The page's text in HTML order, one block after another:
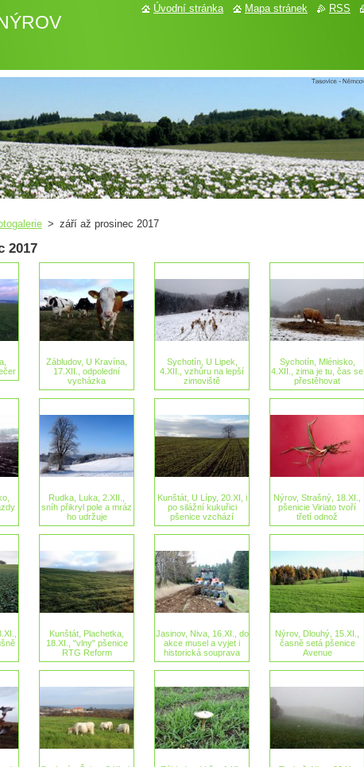
> září až prosinec 2017
2017
Zábludov, U Kravína,
17.XII., odpolední
vycházka
Sychotín, U Lipek,
4.XII., vzhůru na lepší
zimoviště
Sychotín, Mlénisko,
4.XII., zima je tu, čas se
přestěhovat
Rudka, Luka, 2.XII.,
sníh přikryl pole a mráz
ho udržuje
Kunštát, U Lípy, 20.XI, i
po silážní kukuřici
pšenice vzchází
Nýrov, Strašný, 18.XI.,
pšenicie Viriato tvoří
třetí odnož
Kunštát, Plachetka,
18.XI., "vlny" pšenice
RTG Reform
Jasinov, Niva, 16.XI., do
akce musel a vyjet i
historická souprava
Nýrov, Dlouhý, 15.XI.,
časně setá pšenice
Avenue
Úvodní stránka Mapa stránek RSS